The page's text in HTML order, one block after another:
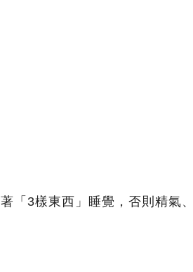
「3樣東西」睡覺，否則精氣